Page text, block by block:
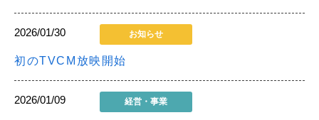
2026/01/30 お知らせ
初のTVCM放映開始
2026/01/09 経営・事業